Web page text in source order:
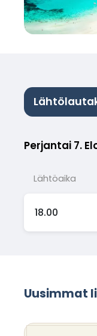
Perjantai 7.
Lähtöaika
18.00
Uusimmat